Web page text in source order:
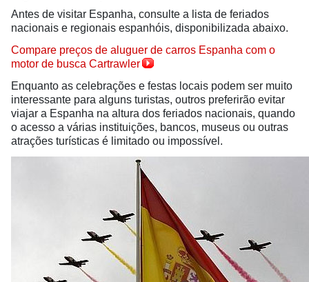
Antes de visitar Espanha, consulte a lista de feriados
nacionais e regionais espanhóis, disponibilizada abaixo.
Compare preços de aluguer de carros Espanha com o
motor de busca Cartrawler
Enquanto as celebrações e festas locais podem ser muito
interessante para alguns turistas, outros preferirão evitar
viajar a Espanha na altura dos feriados nacionais, quando
o acesso a várias instituições, bancos, museus ou outras
atrações turísticas é limitado ou impossível.